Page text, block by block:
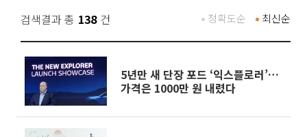
검색결과 총 138 건 최신순
정확도순
5년만 새 단장 포드 ‘익스플로러’…
가격은 1000만 원 내렸다